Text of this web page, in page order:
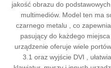
jakość obrazu do
multimediów. Model ten ma
czarnego metalu , co
pasujący do każdego
urządzenie oferuje wiele
3.1 oraz wyjście DVI ,